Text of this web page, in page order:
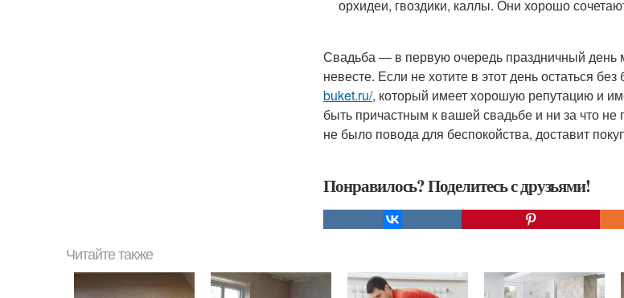
орхидеи, гвоздики, каллы. Они хорошо
Свадьба — в первую очередь праздничный
невесте. Если не хотите в этот день остаться
buket.ru/, который имеет хорошую репутацию и
быть причастным к вашей свадьбе и ни за что
не было повода для беспокойства, доставит
Понравилось? Поделитесь с друзьями!
Читайте также